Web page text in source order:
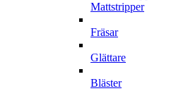
Mattstripper
Fräsar
Glättare
Bläster